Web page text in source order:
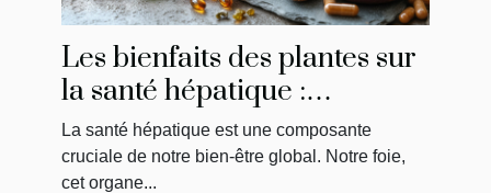
Les bienfaits des plantes sur
la santé hépatique :
comprendre et choisir les
meilleurs compléments
La santé hépatique est une composante
cruciale de notre bien-être global. Notre foie,
cet organe...